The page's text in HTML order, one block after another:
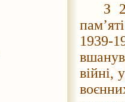
З
1939-
війні,